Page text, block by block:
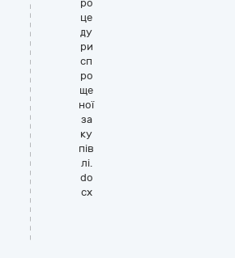
ро
це
ду
ри
сп
ро
ще
ної
за
ку
пів
лі.
do
cx